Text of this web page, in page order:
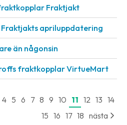
Fraktjakt
Fraktjakts apriluppdatering
än någonsin
fraktkopplar VirtueMart
4 5 6 7 8 9 10 11 12 13 14
15 16 17 18 nästa